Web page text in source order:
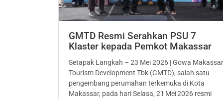
GMTD Resmi Serahkan PSU 7
Klaster kepada Pemkot Makassar
Setapak Langkah – 23 Mei 2026 | Gowa Makassar
Tourism Development Tbk (GMTD), salah satu
pengembang perumahan terkemuka di Kota
Makassar, pada hari Selasa, 21 Mei 2026 resmi